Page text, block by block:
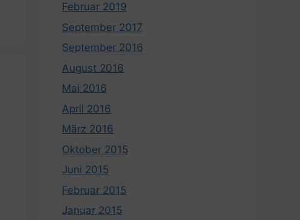
Februar 2019
September 2017
September 2016
August 2016
Mai 2016
April 2016
März 2016
Oktober 2015
Juni 2015
Februar 2015
Januar 2015